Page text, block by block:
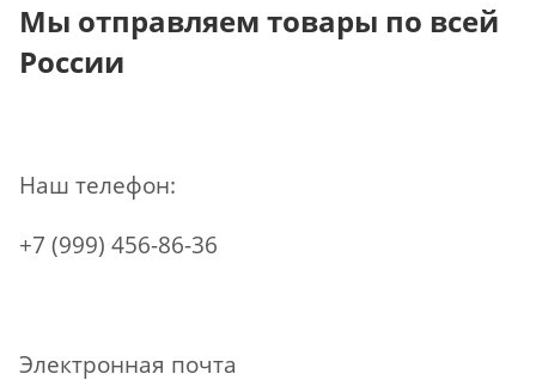
Мы отправляем товары по всей
России
Наш телефон:
+7 (999) 456-86-36
Электронная почта